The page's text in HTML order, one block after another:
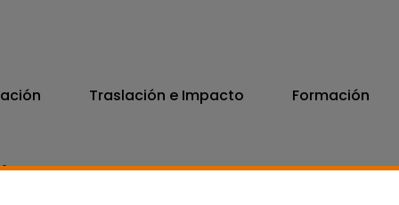
Traslación e Impacto Formación